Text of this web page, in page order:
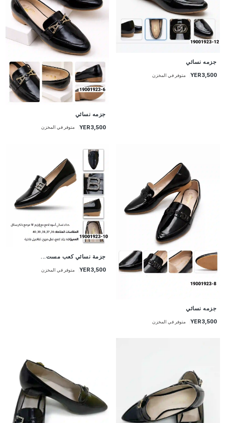
جزمه نسائي
YER3,500 متوفر في المخزن
جزمه نسائي
YER3,500 متوفر في المخزن
جزمه نسائي
YER3,500 متوفر في المخزن
جزمة نسائي كعب مست...
YER3,500 متوفر في المخزن